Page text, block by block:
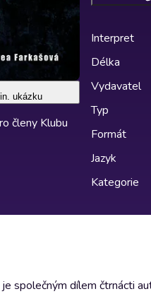
ukázku
členy Klubu
Interpret
Délka
Vydavatel
Typ
Formát
Jazyk
Kategorie
společným dílem čtrnácti